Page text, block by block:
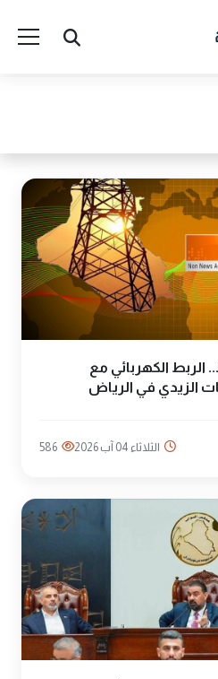
الربط الكهربائي مع
الزيدي في الرياض
الثلاثاء 04 آب 2026 586